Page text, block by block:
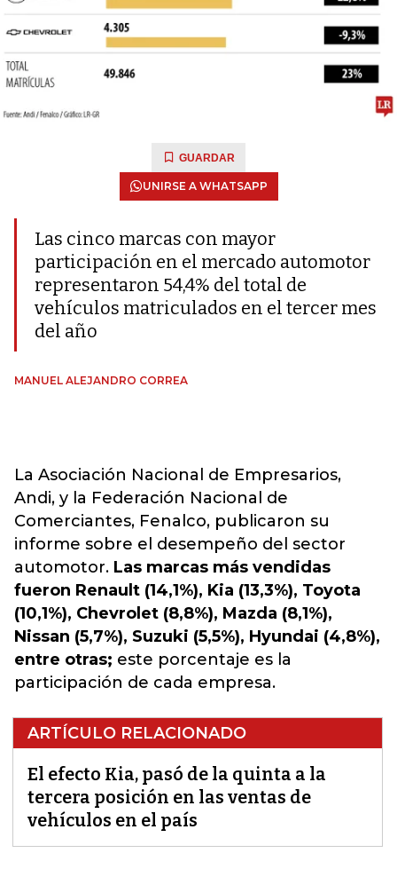
GUARDAR
UNIRSE A WHATSAPP
Las cinco marcas con mayor
participación en el mercado automotor
representaron 54,4% del total de
vehículos matriculados en el tercer mes
del año
MANUEL ALEJANDRO CORREA
La Asociación Nacional de Empresarios,
Andi, y la Federación Nacional de
Comerciantes, Fenalco, publicaron su
informe sobre el desempeño del sector
automotor. Las marcas más vendidas
fueron Renault (14,1%), Kia (13,3%), Toyota
(10,1%), Chevrolet (8,8%), Mazda (8,1%),
Nissan (5,7%), Suzuki (5,5%), Hyundai (4,8%),
entre otras; este porcentaje es la
participación de cada empresa.
ARTÍCULO RELACIONADO
El efecto Kia, pasó de la quinta a la
tercera posición en las ventas de
vehículos en el país